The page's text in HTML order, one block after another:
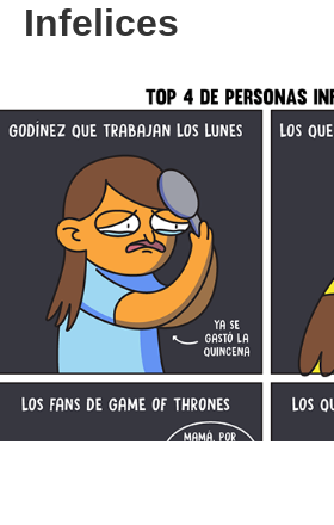
Infelices